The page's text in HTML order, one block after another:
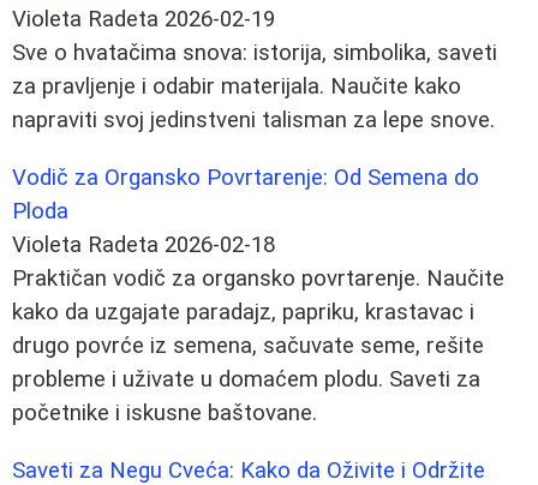
Violeta Radeta 2026-02-19
Sve o hvatačima snova: istorija, simbolika, saveti
za pravljenje i odabir materijala. Naučite kako
napraviti svoj jedinstveni talisman za lepe snove.
Vodič za Organsko Povrtarenje: Od Semena do
Ploda
Violeta Radeta 2026-02-18
Praktičan vodič za organsko povrtarenje. Naučite
kako da uzgajate paradajz, papriku, krastavac i
drugo povrće iz semena, sačuvate seme, rešite
probleme i uživate u domaćem plodu. Saveti za
početnike i iskusne baštovane.
Saveti za Negu Cveća: Kako da Oživite i Održite